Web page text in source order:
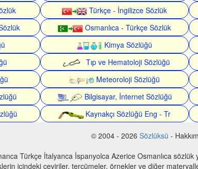
Türkçe - İngilizce Sözlük
Osmanlıca - Türkçe Sözlük
Kimya Sözlüğü
Tıp ve Hematoloji Sözlüğü
Meteoroloji Sözlüğü
Bilgisayar, İnternet Sözlüğü
Kaynakçı Sözlüğü Eng - Tr
© 2004 - 2026 Sözlüksü -
Türkçe İtalyanca İspanyolca Azerice Osmanlıca
içindeki çeviriler, tercümeler, örnekler ve diğer